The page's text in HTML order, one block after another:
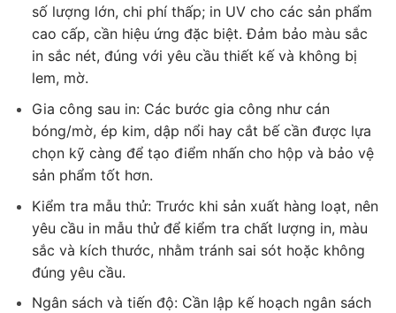
số lượng lớn, chi phí thấp; in UV cho các sản phẩm
cao cấp, cần hiệu ứng đặc biệt.Đảm bảo màu sắc
in sắc nét, đúng với yêu cầu thiết kế và không bị
lem, mờ.
Gia công sau in: Các bước gia công như cán
bóng/mờ, ép kim, dập nổi hay cắt bế cần được lựa
chọn kỹ càng để tạo điểm nhấn cho hộp và bảo vệ
sản phẩm tốt hơn.
Kiểm tra mẫu thử: Trước khi sản xuất hàng loạt, nên
yêu cầu in mẫu thử để kiểm tra chất lượng in, màu
sắc và kích thước, nhằm tránh sai sót hoặc không
đúng yêu cầu.
Ngân sách và tiến độ: Cần lập kế hoạch ngân sách